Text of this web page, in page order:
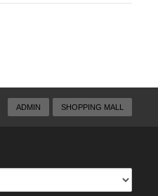
ADMIN SHOPPING MALL